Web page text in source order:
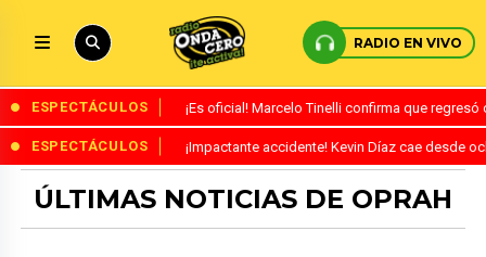
RADIO EN VIVO
ESPECTÁCULOS ¡Es oficial! Marcelo Tinelli confirma que
ESPECTÁCULOS ¡Impactante accidente! Kevin Díaz cae desde
ÚLTIMAS NOTICIAS DE OPRAH